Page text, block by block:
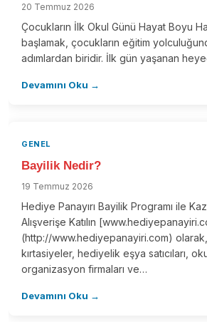
ü
n
s
y
s
ı
n
d
a
n
s
e
ç
20 Temmuz 2026
Çocukların İlk Okul Günü Hayat Boyu
başlamak, çocukların eğitim
adımlardan biridir. İlk gün yaşanan
Devamını Oku →
GENEL
Bayilik Nedir?
19 Temmuz 2026
Hediye Panayırı Bayilik Programı ile
Alışverişe Katılın
(http://www.hediyepanayiri.com)
kırtasiyeler, hediyelik eşya satıcıları,
organizasyon firmaları ve…
Devamını Oku →